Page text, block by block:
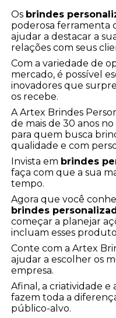
Os brindes
poderosa ferramenta
ajudar a destacar a
relações com seus
Com a variedade de
mercado, é possível
inovadores que
os recebe.
A Artex Brindes
de mais de 30 anos
para quem busca
qualidade e com
Invista em brindes
faça com que a sua
tempo.
Agora que você
brindes
começar a planejar
incluam esses
Conte com a Artex
ajudar a escolher os
empresa.
Afinal, a criatividade e
fazem toda a
público-alvo.